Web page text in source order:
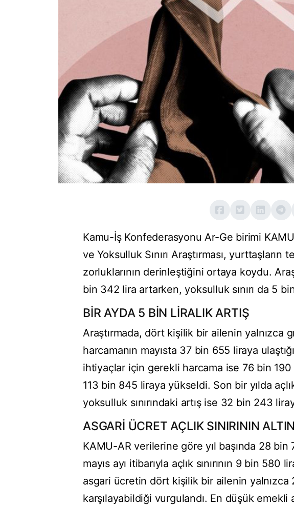
Kamu-İş Konfederasyonu Ar-Ge birimi
ve Yoksulluk Sınırı Araştırması, yurttaşların
zorluklarının derinleştiğini ortaya koydu.
bin 342 lira artarken, yoksulluk sınırı da 5
BİR AYDA 5 BİN LİRALIK ARTIŞ
Araştırmada, dört kişilik bir ailenin yalnızca
harcamanın mayısta 37 bin 655 liraya
ihtiyaçlar için gerekli harcama ise 76 bin 190
113 bin 845 liraya yükseldi. Son bir yılda
yoksulluk sınırındaki artış ise 32 bin 243
ASGARİ ÜCRET AÇLIK SINIRININ
KAMU-AR verilerine göre yıl başında 28 bin
mayıs ayı itibarıyla açlık sınırının 9 bin 580
asgari ücretin dört kişilik bir ailenin
karşılayabildiği vurgulandı. En düşük emekli